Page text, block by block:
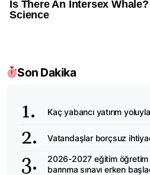
Son Dakika
Kaç yabancı yatırım
Vatandaşlar borçsuz
2026-2027 eğitim öğretim
barınma sınavı erken